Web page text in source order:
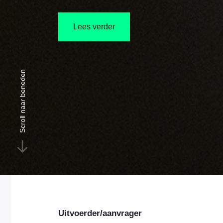
Lees verder
Scroll naar beneden
Uitvoerder/aanvrager